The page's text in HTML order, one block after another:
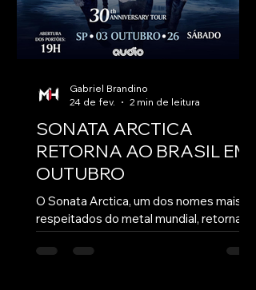
unir rock, eletrônica e energia
cinematográfica, o q
SONATA ARCTICA
RETORNA AO BRASIL EM
OUTUBRO
O Sonata Arctica, um dos nomes mais
respeitados do metal mundial, retorna ao
Brasil em outubro de 2026 com a
aguardada “30th Anniversary Tour”, que
Gabriel Brandino
24 de fev.
2 min de leitura